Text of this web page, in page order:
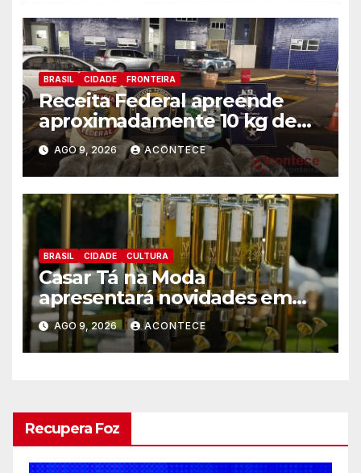
BRASIL CIDADE FRONTEIRA
Receita Federal apreende
aproximadamente 10 kg de
substância análoga ao
capulho
AGO 9, 2026 ACONTECE
BRASIL CIDADE CULTURA
Casar Tá na Moda
apresentará novidades em
entretenimento para
casamentos e festas de
debutantes
AGO 9, 2026 ACONTECE
Recupera Foz